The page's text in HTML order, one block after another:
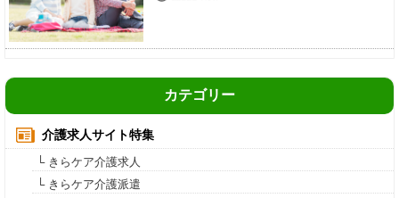
カテゴリー
介護求人サイト特集
└ きらケア介護求人
└ きらケア介護派遣